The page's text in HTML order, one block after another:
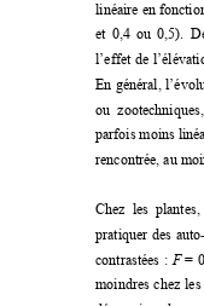
linéaire en
et 0,4 ou 0,5).
l’effet de
En général,
ou
parfois moins
rencontrée, au
Chez les
pratiquer des
contrastées : F =
moindres chez